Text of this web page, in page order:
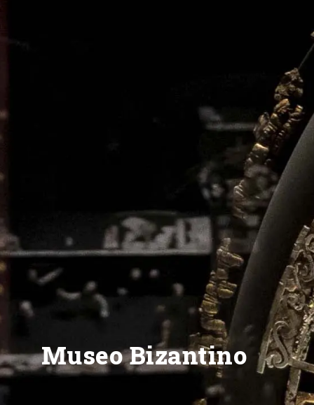
Museo Bizantino